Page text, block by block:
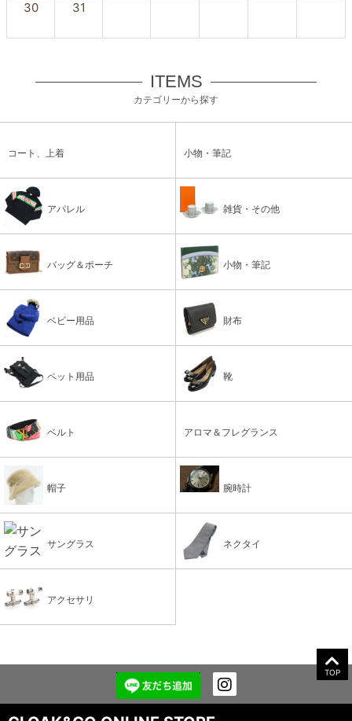
30 31
ITEMS
カテゴリーから探す
コート、上着 小物・筆記
アパレル 雑貨・その他
バッグ＆ポーチ 小物・筆記
ベビー用品 財布
ペット用品 靴
ベルト アロマ＆フレグランス
帽子 腕時計
サングラス ネクタイ
アクセサリ
TOP